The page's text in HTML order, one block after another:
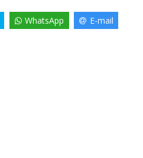
WhatsApp E-mail